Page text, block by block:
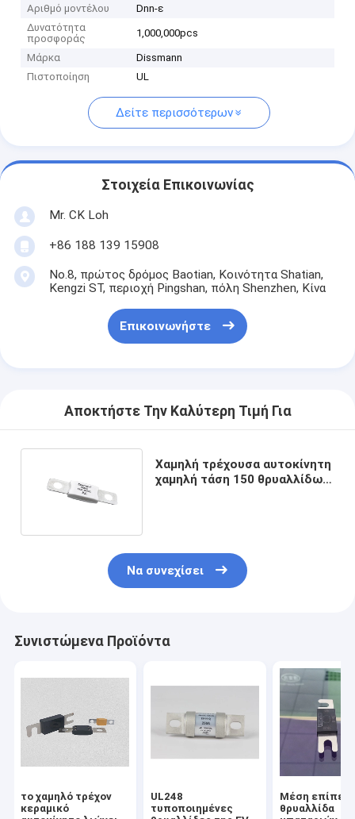
Αριθμό μοντέλου
Dnn-ε
Δυνατότητα
προσφοράς
1,000,000pcs
Μάρκα
Dissmann
Πιστοποίηση
UL
Δείτε περισσότερων
Στοιχεία Επικοινωνίας
Mr. CK Loh
+86 188 139 15908
No.8, πρώτος δρόμος Baotian, Κοινότητα Shatian,
Kengzi ST, περιοχή Pingshan, πόλη Shenzhen, Κίνα
Επικοινωνήστε
Αποκτήστε Την Καλύτερη Τιμή Για
Χαμηλή τρέχουσα αυτοκίνητη
χαμηλή τάση 150 θρυαλλίδων
Να συνεχίσει
Συνιστώμενα Προϊόντα
το χαμηλό τρέχον
κεραμικό
UL248
τυποποιημένες
Μέση
θρυαλλίδα